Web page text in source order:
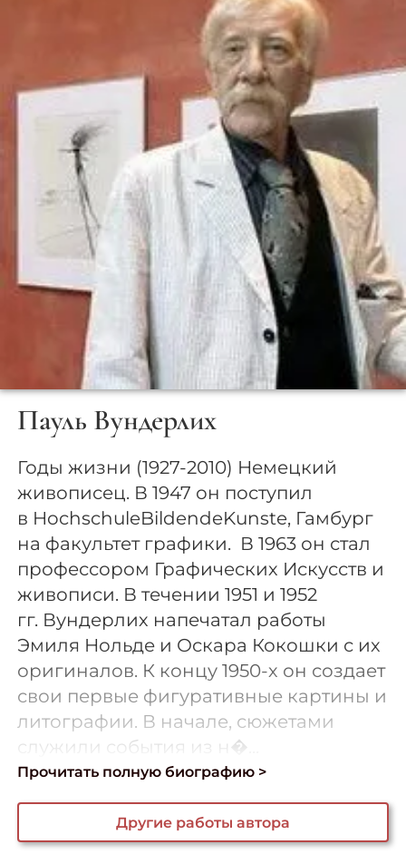
Пауль Вундерлих
Годы жизни (1927-2010) Немецкий
живописец. В 1947 он поступил
в HochschuleBildendeKunste, Гамбург
на факультет графики. В 1963 он стал
профессором Графических Искусств и
живописи. В течении 1951 и 1952
гг. Вундерлих напечатал работы
Эмиля Нольде и Оскара Кокошки с их
оригиналов. К концу 1950-х он создает
свои первые фигуративные картины и
литографии. В начале, сюжетами
служили события из н�...
Прочитать полную биографию >
Другие работы автора